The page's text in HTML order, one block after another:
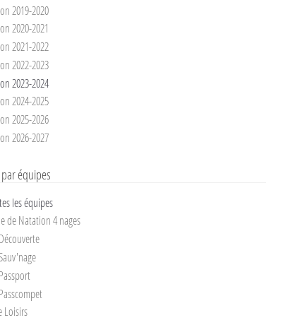
2019-2020
2020-2021
2021-2022
2022-2023
2023-2024
2024-2025
2025-2026
2026-2027
équipes
les équipes
de Natation 4 nages
Découverte
Passport
Passcompet
Loisirs